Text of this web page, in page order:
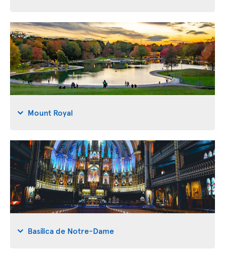
Mount Royal
Basílica de Notre-Dame